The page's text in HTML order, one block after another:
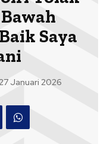
Saya
Januari 2026